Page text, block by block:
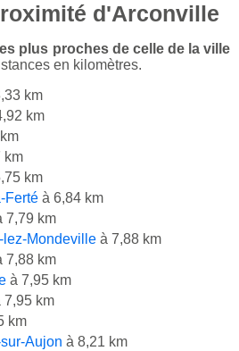
d'Arconville
plus proches de celle de la ville
en kilomètres.
km
km
km
km
Ferté à 6,84 km
7,79 km
lez-Mondeville à 7,88 km
7,88 km
à 7,95 km
7,95 km
km
Aujon à 8,21 km